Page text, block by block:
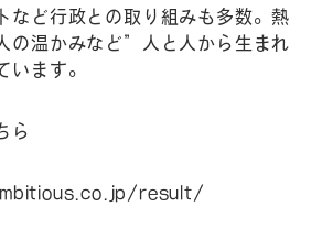
など行政との取り組みも多数。熱
の温かみなど”人と人から生まれ
ます。
ら
result/